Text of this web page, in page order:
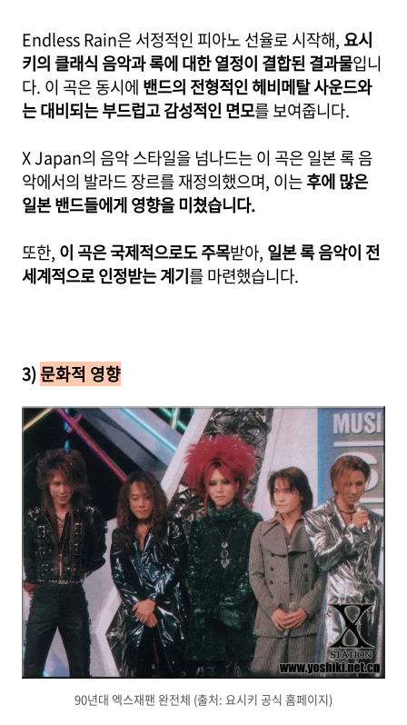
Endless Rain은 서정적인 피아노 선율로 시작해, 요시
키의 클래식 음악과 록에 대한 열정이 결합된 결과물입니
다. 이 곡은 동시에 밴드의 전형적인 헤비메탈 사운드와
는 대비되는 부드럽고 감성적인 면모를 보여줍니다.
X Japan의 음악 스타일을 넘나드는 이 곡은 일본 록 음
악에서의 발라드 장르를 재정의했으며, 이는후에 많은
일본 밴드들에게 영향을 미쳤습니다.
또한, 이 곡은 국제적으로도 주목받아, 일본 록 음악이 전
세계적으로 인정받는 계기를 마련했습니다.
3)문화적 영향
90년대 엑스재팬 완전체 (출처: 요시키 공식 홈페이지)